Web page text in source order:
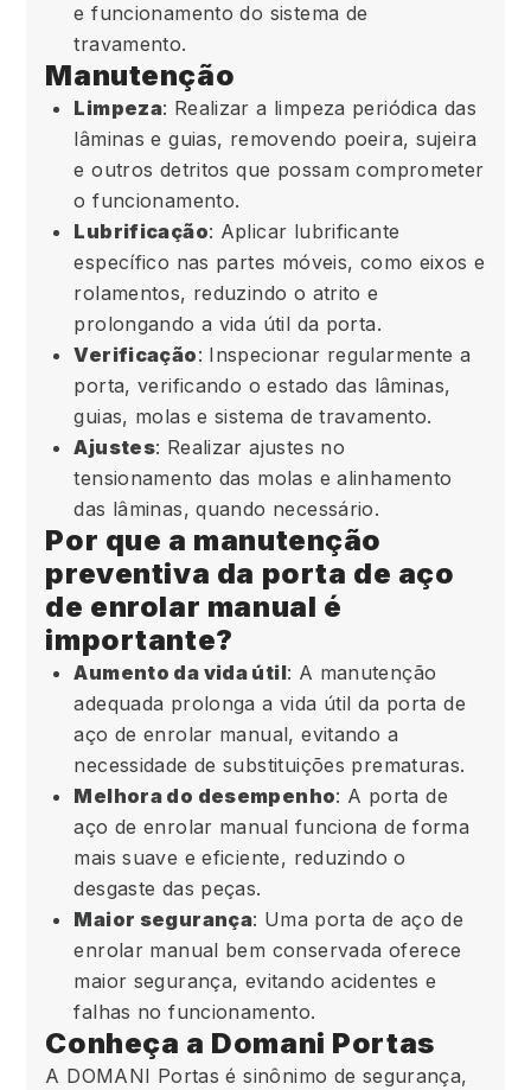
e funcionamento do sistema de
travamento.
Manutenção
Limpeza: Realizar a limpeza periódica das
lâminas e guias, removendo poeira, sujeira
e outros detritos que possam comprometer
o funcionamento.
Lubrificação: Aplicar lubrificante
específico nas partes móveis, como eixos e
rolamentos, reduzindo o atrito e
prolongando a vida útil da porta.
Verificação: Inspecionar regularmente a
porta, verificando o estado das lâminas,
guias, molas e sistema de travamento.
Ajustes: Realizar ajustes no
tensionamento das molas e alinhamento
das lâminas, quando necessário.
Por que a manutenção
preventiva da porta de aço
de enrolar manual é
importante?
Aumento da vida útil: A manutenção
adequada prolonga a vida útil da porta de
aço de enrolar manual, evitando a
necessidade de substituições prematuras.
Melhora do desempenho: A porta de
aço de enrolar manual funciona de forma
mais suave e eficiente, reduzindo o
desgaste das peças.
Maior segurança: Uma porta de aço de
enrolar manual bem conservada oferece
maior segurança, evitando acidentes e
falhas no funcionamento.
Conheça a Domani Portas
A DOMANI Portas é sinônimo de segurança,